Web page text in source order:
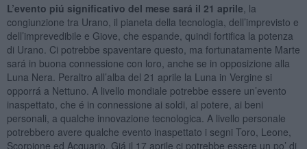
L’evento piú significativo del mese sará il 21 aprile , la
congiunzione tra Urano, il pianeta della tecnologia, dell’imprevisto e
dell’imprevedibile e Giove, che espande, quindi fortifica la potenza
di Urano. Ci potrebbe spaventare questo, ma fortunatamente Marte
sará in buona connessione con loro, anche se in opposizione alla
Luna Nera. Peraltro all’alba del 21 aprile la Luna in Vergine si
opporrá a Nettuno. A livello mondiale potrebbe essere un’evento
inaspettato, che é in connessione ai soldi, al potere, ai beni
personali, a qualche innovazione tecnologica. A livello personale
potrebbero avere qualche evento inaspettato i segni Toro, Leone,
Scorpione ed Acquario. Giá il 17 aprile ci potrebbe essere un po’ di